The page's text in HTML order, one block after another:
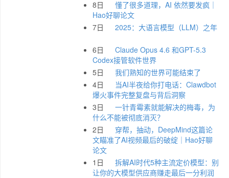
8日
懂了很多道理，AI 依然要发疯｜
Hao好聊论文
7日
2025：大语言模型（LLM）之年
6日
Claude Opus 4.6 和GPT-5.3
Codex接管软件世界
5日
我们熟知的世界可能结束了
4日
当AI半夜给你打电话：Clawdbot
爆火事件完整复盘与背后洞察
3日
一针青霉素就能解决的梅毒，为
什么不能被彻底消灭？
2日
穿帮，抽动，DeepMind这篇论
文瞄准了AI视频最后的破绽｜Hao好聊
论文
1日
拆解AI时代5种主流定价模型：别
让你的大模型供应商赚走最后一分利润